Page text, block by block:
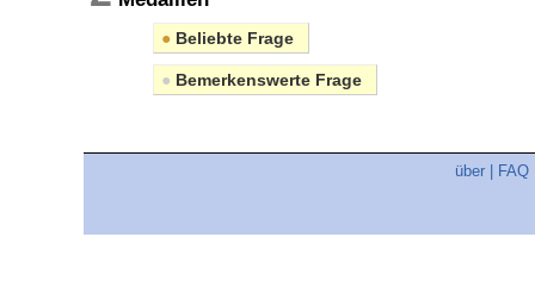
● Beliebte Frage
● Bemerkenswerte Frage
über FAQ